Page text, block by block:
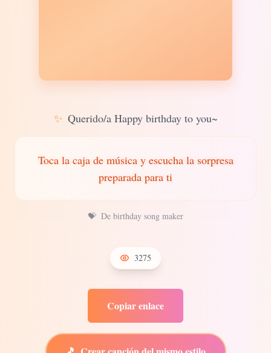
✨ Querido/a Happy birthday to you~
Toca la caja de música y escucha la sorpresa
preparada para ti
💝 De birthday song maker
3275
Copiar enlace